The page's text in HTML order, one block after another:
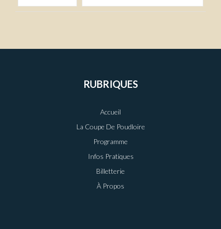
RUBRIQUES
Accueil
La Coupe De Poudloire
Programme
Infos Pratiques
Billetterie
À Propos